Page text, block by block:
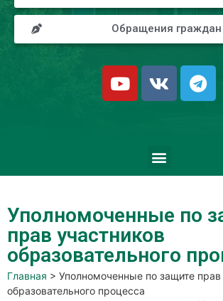
Обращения граждан
Уполномоченные по
прав участников
образовательного
Главная > Уполномоченные по защите прав
образовательного процесса